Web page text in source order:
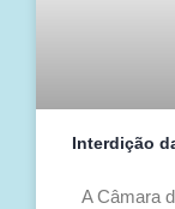
Interdição
A Câmara